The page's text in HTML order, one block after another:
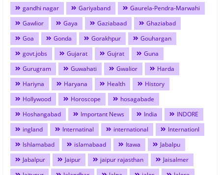
gandhi nagar
Gariyaband
Gaurela-Pendra-Marwahi
Gawlior
Gaya Gaziabaad
Ghaziabad
Goa
Gonda Gorakhpur
Gouhargan
govt.jobs
Gujarat Gujrat
Guna
Gurugram
Guwahati Gwalior
Harda
Hariyna
Haryana Health
History
Hollywood
Horoscope
hosagabade
Hoshangabad
Important News India
INDORE
ingland
Internatinal international
Internationl
Ishlamabad
islamabaad Itawa
Jabalpu
Jabalpur
Jaipur jaipur rajasthan
Jaisalmer